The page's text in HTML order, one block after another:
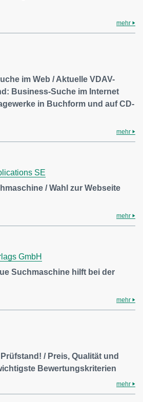
mehr
im Web / Aktuelle VDAV-
Business-Suche im Internet
in Buchform und auf CD-
mehr
SE
/ Wahl zur Webseite
mehr
GmbH
Suchmaschine hilft bei der
mehr
/ Preis, Qualität und
Bewertungskriterien
mehr